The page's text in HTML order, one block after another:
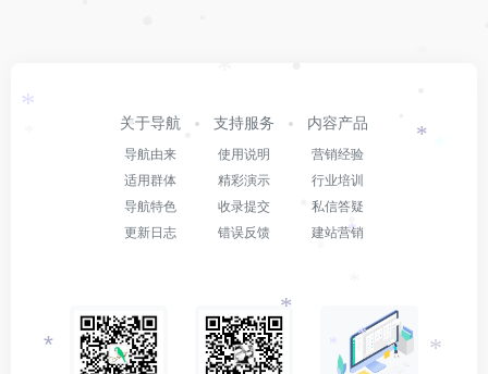
•
•
•
关于导航
导航由来
适用群体
导航特色
更新日志
支持服务
使用说明
精彩演示
收录提交
错误反馈
内容产品
营销经验
行业培训
私信答疑
建站营销
* *
*
*
*
*
*